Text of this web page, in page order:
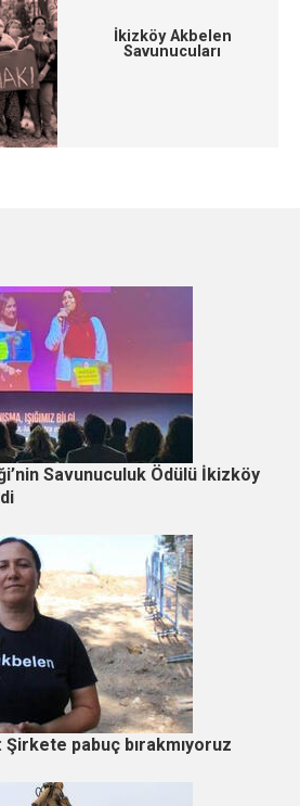
İkizköy Akbelen
Savunucuları
Savunuculuk Ödülü İkizköy
Şirkete pabuç bırakmıyoruz